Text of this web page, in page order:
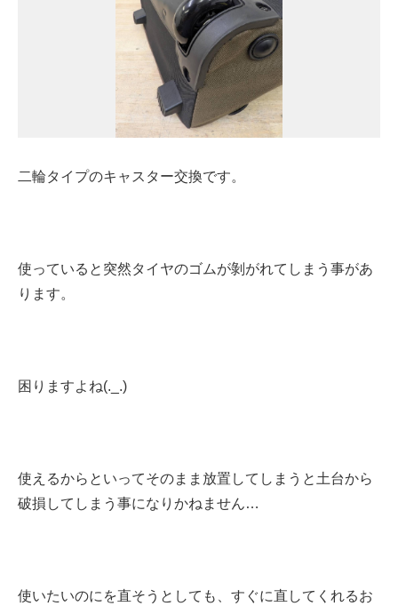
二輪タイプのキャスター交換です。
使っていると突然タイヤのゴムが剝がれてしまう事があ
ります。
困りますよね(._.)
使えるからといってそのまま放置してしまうと土台から
破損してしまう事になりかねません…
使いたいのにを直そうとしても、すぐに直してくれるお